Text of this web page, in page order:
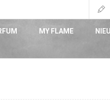
MY FLAME